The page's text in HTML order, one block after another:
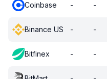
Coinbase - -
Binance US - -
Bitfinex - -